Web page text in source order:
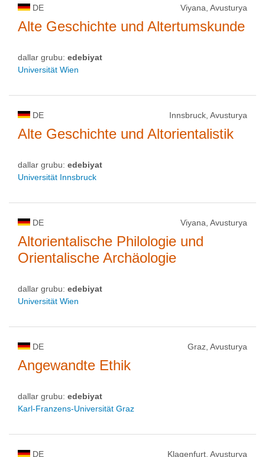
DE Viyana, Avusturya
Alte Geschichte und Altertumskunde
dallar grubu: edebiyat
Universität Wien
DE Innsbruck, Avusturya
Alte Geschichte und Altorientalistik
dallar grubu: edebiyat
Universität Innsbruck
DE Viyana, Avusturya
Altorientalische Philologie und
Orientalische Archäologie
dallar grubu: edebiyat
Universität Wien
DE Graz, Avusturya
Angewandte Ethik
dallar grubu: edebiyat
Karl-Franzens-Universität Graz
DE Klagenfurt, Avusturya